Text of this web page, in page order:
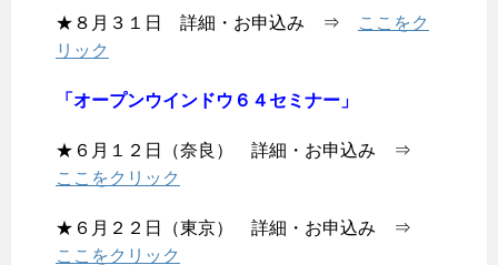
★８月３１日 詳細・お申込み ⇒
ここをク
リック
「オープンウインドウ６４セミナー」
★６月１２日（奈良） 詳細・お申込み ⇒
ここをクリック
★６月２２日（東京） 詳細・お申込み ⇒
ここをクリック